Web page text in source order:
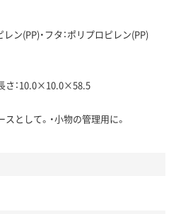
ン(PP)・フタ：ポリプロピレン(PP)
：10.0×10.0×58.5
として。・小物の管理用に。